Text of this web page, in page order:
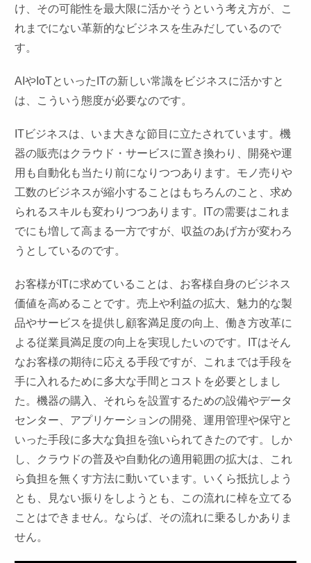
け、その可能性を最大限に活かそうという考え方が、こ
れまでにない革新的なビジネスを生みだしているので
す。
AIやIoTといったITの新しい常識をビジネスに活かすと
は、こういう態度が必要なのです。
ITビジネスは、いま大きな節目に立たされています。機
器の販売はクラウド・サービスに置き換わり、開発や運
用も自動化も当たり前になりつつあります。モノ売りや
工数のビジネスが縮小することはもちろんのこと、求め
られるスキルも変わりつつあります。ITの需要はこれま
でにも増して高まる一方ですが、収益のあげ方が変わろ
うとしているのです。
お客様がITに求めていることは、お客様自身のビジネス
価値を高めることです。売上や利益の拡大、魅力的な製
品やサービスを提供し顧客満足度の向上、働き方改革に
よる従業員満足度の向上を実現したいのです。ITはそん
なお客様の期待に応える手段ですが、これまでは手段を
手に入れるために多大な手間とコストを必要としまし
た。機器の購入、それらを設置するための設備やデータ
センター、アプリケーションの開発、運用管理や保守と
いった手段に多大な負担を強いられてきたのです。しか
し、クラウドの普及や自動化の適用範囲の拡大は、これ
ら負担を無くす方法に動いています。いくら抵抗しよう
とも、見ない振りをしようとも、この流れに棹を立てる
ことはできません。ならば、その流れに乗るしかありま
せん。